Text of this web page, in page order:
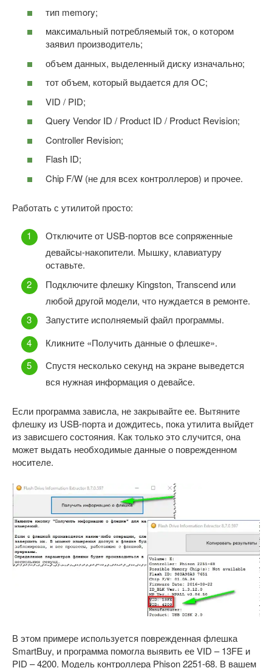
тип memory;
максимальный потребляемый ток, о котором
заявил производитель;
объем данных, выделенный диску изначально;
тот объем, который выдается для ОС;
VID / PID;
Query Vendor ID / Product ID / Product Revision;
Controller Revision;
Flash ID;
Chip F/W (не для всех контроллеров) и прочее.
Работать с утилитой просто:
Отключите от USB-портов все сопряженные
девайсы-накопители. Мышку, клавиатуру
оставьте.
Подключите флешку Kingston, Transcend или
любой другой модели, что нуждается в ремонте.
Запустите исполняемый файл программы.
Кликните «Получить данные о флешке».
Спустя несколько секунд на экране выведется
вся нужная информация о девайсе.
Если программа зависла, не закрывайте ее. Вытяните
флешку из USB-порта и дождитесь, пока утилита выйдет
из зависшего состояния. Как только это случится, она
может выдать необходимые данные о поврежденном
носителе.
В этом примере используется поврежденная флешка
SmartBuy, и программа помогла выявить ее VID – 13FE и
PID – 4200. Модель контроллера Phison 2251-68. В вашем